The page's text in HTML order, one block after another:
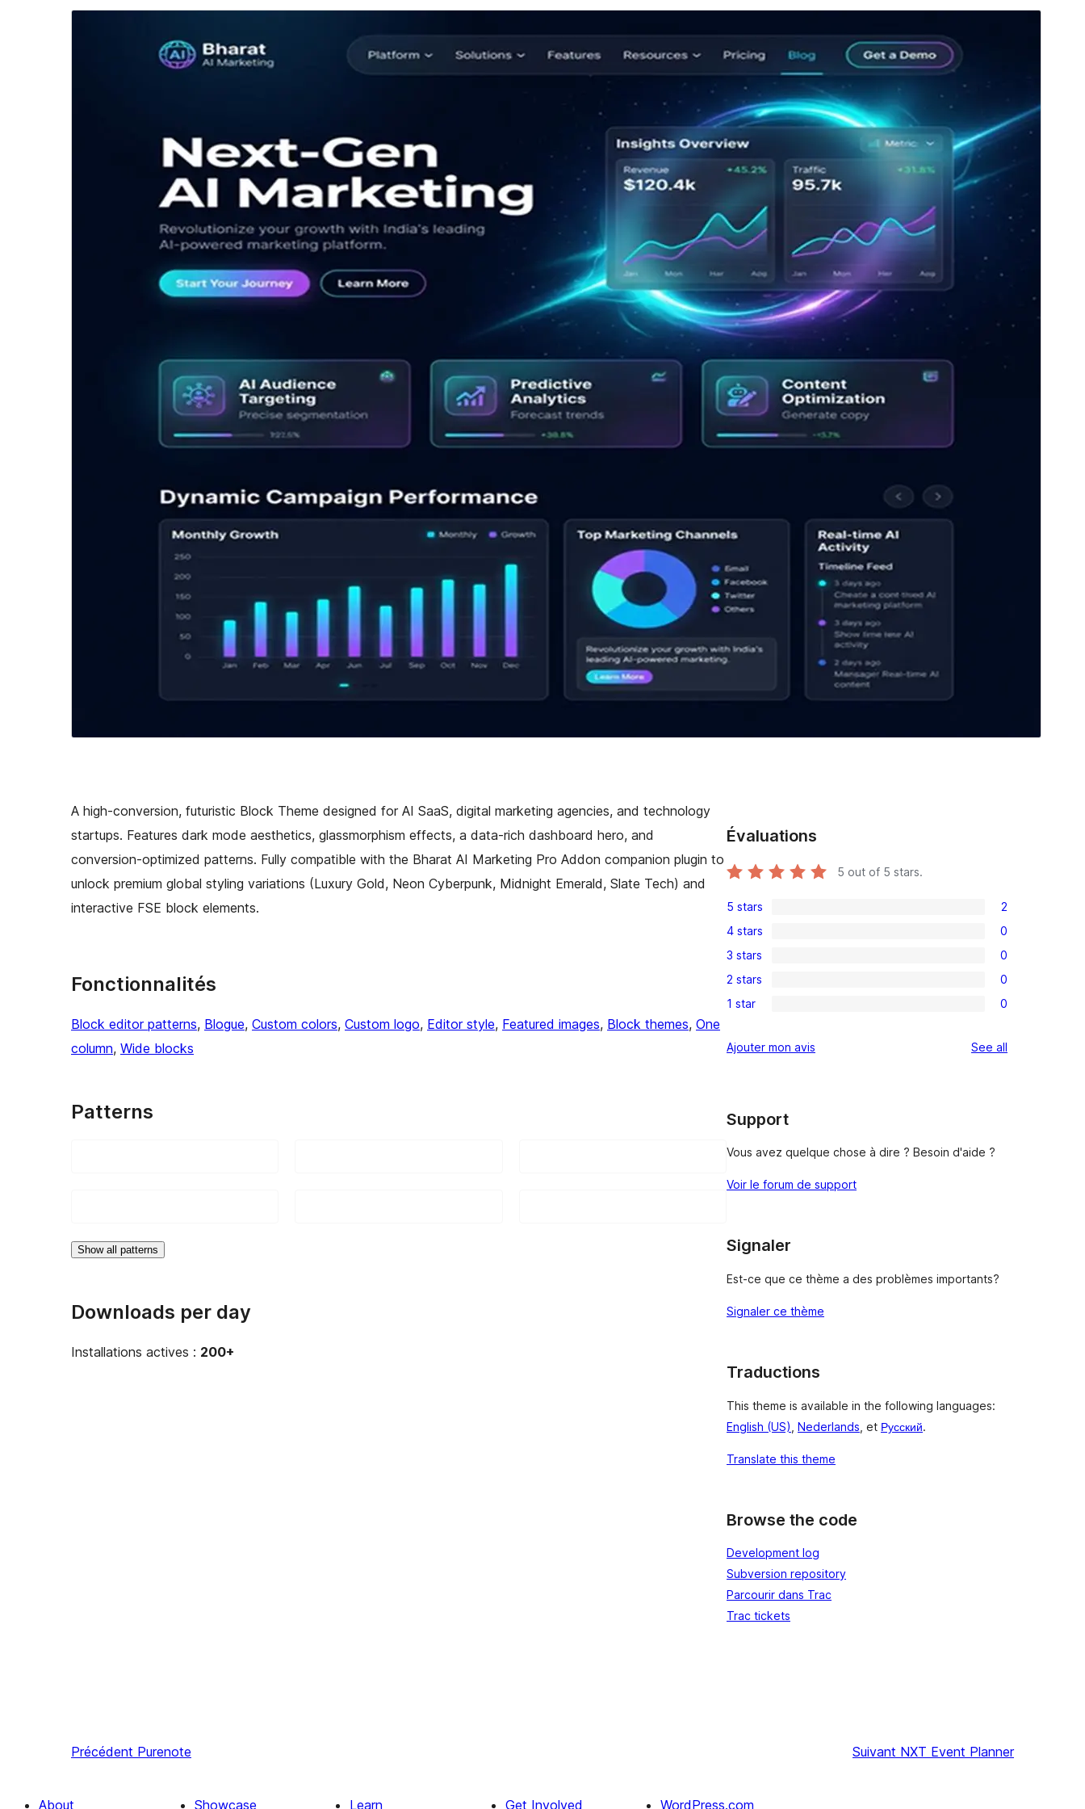
Version
Last updated
18 juillet 2026
Active installations
WordPress version
PHP version
7.4
A high-conversion, futuristic Block Theme designed for AI SaaS, digital marketing agencies, and technology
startups. Features dark mode aesthetics, glassmorphism effects, a data-rich dashboard hero, and
conversion-optimized patterns. Fully compatible with the Bharat AI Marketing Pro Addon companion plugin to
unlock premium global styling variations (Luxury Gold, Neon Cyberpunk, Midnight Emerald, Slate Tech) and
interactive FSE block elements.
Fonctionnalités
Block editor patterns, Blogue, Custom colors, Custom logo, Editor style, Featured images, Block themes, One
column, Wide blocks
Patterns
Show all patterns
Downloads per day
Installations actives : 200+
Évaluations
5 out of 5 stars.
2
5-
star
reviews
5 stars 2
0
4-
star
reviews
4 stars 0
0
3-
star
3 stars 0
0
2-
reviews
2 stars 0
0
star
1 star 0
Ajouter mon avis See all
Support
Vous avez quelque chose à dire ? Besoin d'aide ?
Voir le forum de support
Signaler
Est-ce que ce thème a des problèmes importants?
Signaler ce thème
Traductions
This theme is available in the following languages:
English (US) Nederlands , et Русский.
Translate this theme
Browse the code
Development log
Subversion repository
Parcourir dans Trac
Trac tickets
Précédent Purenote Suivant NXT Event Planner
About Showcase Learn Get Involved WordPress.com